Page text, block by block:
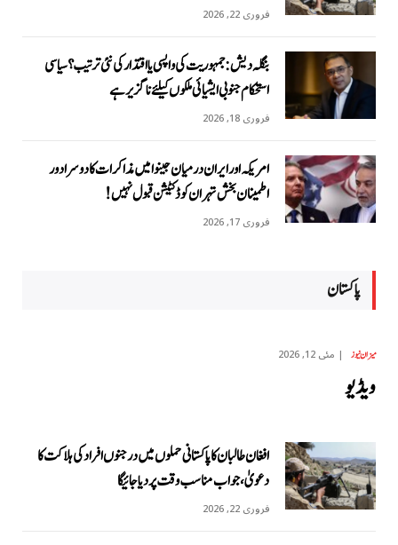
فروری 22, 2026
بنگلہ دیش: جمہوریت کی واپسی یا اقتدار کی نئی ترتیب؟ سیاسی
استحکام جنوبی ایشیائی ملکوں کیلئے ناگزیر ہے
فروری 18, 2026
امریکہ اور ایران درمیان جینوا میں مذاکرات کا دوسرا دور
اطمینان بخش تہران کو ڈکٹیشن قبول نہیں!
فروری 17, 2026
پاکستان
میزان نیوز مئی 12, 2026
ویڈیو
افغان طالبان کا پاکستانی حملوں میں درجنوں افراد کی ہلاکت کا
دعویٰ، جواب مناسب وقت پر دیا جائیگا
فروری 22, 2026